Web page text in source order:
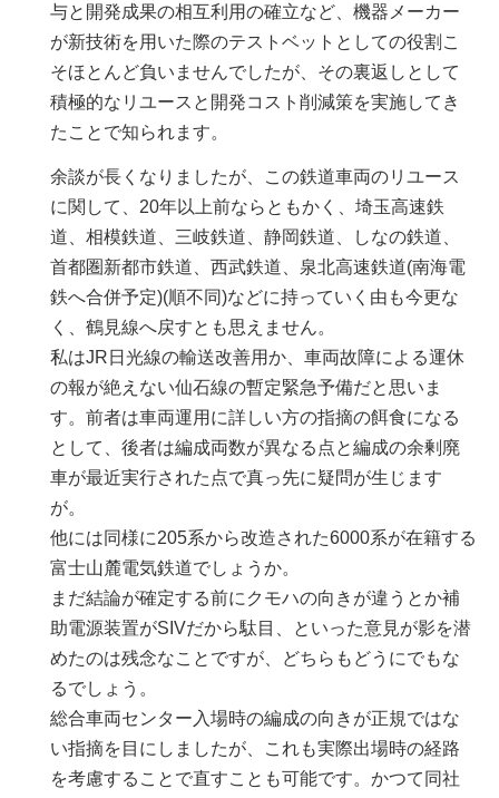
与と開発成果の相互利用の確立など、機器メーカー
が新技術を用いた際のテストベットとしての役割こ
そほとんど負いませんでしたが、その裏返しとして
積極的なリユースと開発コスト削減策を実施してき
たことで知られます。
余談が長くなりましたが、この鉄道車両のリユース
に関して、20年以上前ならともかく、埼玉高速鉄
道、相模鉄道、三岐鉄道、静岡鉄道、しなの鉄道、
首都圏新都市鉄道、西武鉄道、泉北高速鉄道(南海電
鉄へ合併予定)(順不同)などに持っていく由も今更な
く、鶴見線へ戻すとも思えません。
私はJR日光線の輸送改善用か、車両故障による運休
の報が絶えない仙石線の暫定緊急予備だと思いま
す。前者は車両運用に詳しい方の指摘の餌食になる
として、後者は編成両数が異なる点と編成の余剰廃
車が最近実行された点で真っ先に疑問が生じます
が。
他には同様に205系から改造された6000系が在籍する
富士山麓電気鉄道でしょうか。
まだ結論が確定する前にクモハの向きが違うとか補
助電源装置がSIVだから駄目、といった意見が影を潜
めたのは残念なことですが、どちらもどうにでもな
るでしょう。
総合車両センター入場時の編成の向きが正規ではな
い指摘を目にしましたが、これも実際出場時の経路
を考慮することで直すことも可能です。かつて同社